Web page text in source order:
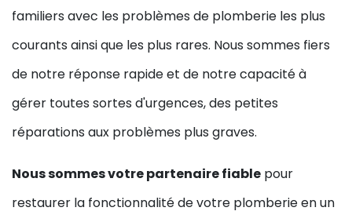
familiers avec les problèmes de plomberie les plus
courants ainsi que les plus rares. Nous sommes fiers
de notre réponse rapide et de notre capacité à
gérer toutes sortes d'urgences, des petites
réparations aux problèmes plus graves.
Nous sommes votre partenaire fiable pour
restaurer la fonctionnalité de votre plomberie en un